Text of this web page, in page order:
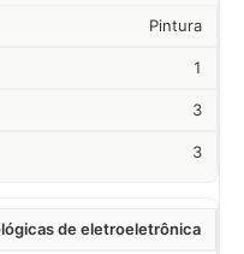
Pintura
1
3
3
de eletroeletrônica